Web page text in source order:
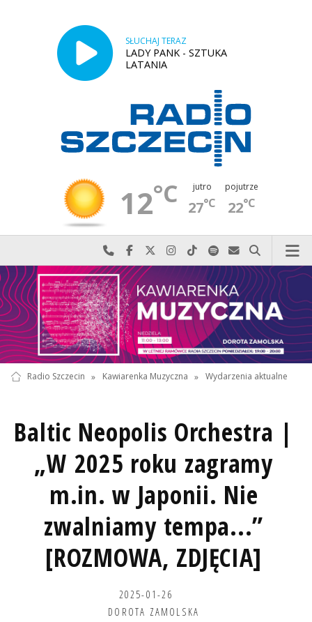
SŁUCHAJ TERAZ
LADY PANK - SZTUKA
LATANIA
12°C jutro
27°C
pojutrze
22°C
Najlepiej po prostu do nas zadzwoń
Odwiedź nas na Facebook-u
Odwiedź nas na X
Odwiedź nas na Instagram-ie
Odwiedź nas na TikTok-u
Szukaj nas na Spotify
Wyślij do nas
Szukaj
Radio Szczecin » Kawiarenka Muzyczna » Wydarzenia aktualne
Baltic Neopolis Orchestra |
„W 2025 roku zagramy
m.in. w Japonii. Nie
zwalniamy tempa...”
[ROZMOWA, ZDJĘCIA]
2025-01-26
DOROTA ZAMOLSKA